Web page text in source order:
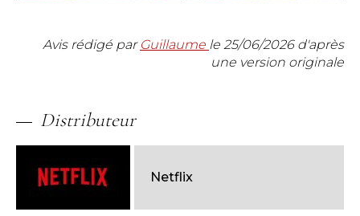
Avis rédigé par Guillaume le 25/06/2026d'après
une version originale
Distributeur
Netflix